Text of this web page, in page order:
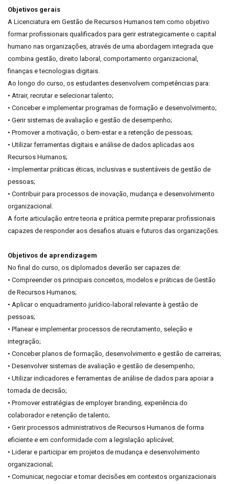
Objetivos gerais
A Licenciatura em Gestão de Recursos Humanos tem como objetivo
formar profissionais qualificados para gerir estrategicamente o capital
humano nas organizações, através de uma abordagem integrada que
combina gestão, direito laboral, comportamento organizacional,
finanças e tecnologias digitais.
Ao longo do curso, os estudantes desenvolvem competências para:
• Atrair, recrutar e selecionar talento;
• Conceber e implementar programas de formação e desenvolvimento;
• Gerir sistemas de avaliação e gestão de desempenho;
• Promover a motivação, o bem-estar e a retenção de pessoas;
• Utilizar ferramentas digitais e análise de dados aplicadas aos
Recursos Humanos;
• Implementar práticas éticas, inclusivas e sustentáveis de gestão de
pessoas;
• Contribuir para processos de inovação, mudança e desenvolvimento
organizacional.
A forte articulação entre teoria e prática permite preparar profissionais
capazes de responder aos desafios atuais e futuros das organizações.
Objetivos de aprendizagem
No final do curso, os diplomados deverão ser capazes de:
• Compreender os principais conceitos, modelos e práticas de Gestão
de Recursos Humanos;
• Aplicar o enquadramento jurídico-laboral relevante à gestão de
pessoas;
• Planear e implementar processos de recrutamento, seleção e
integração;
• Conceber planos de formação, desenvolvimento e gestão de carreiras;
• Desenvolver sistemas de avaliação e gestão de desempenho;
• Utilizar indicadores e ferramentas de análise de dados para apoiar a
tomada de decisão;
• Promover estratégias de employer branding, experiência do
colaborador e retenção de talento;
• Gerir processos administrativos de Recursos Humanos de forma
eficiente e em conformidade com a legislação aplicável;
• Liderar e participar em projetos de mudança e desenvolvimento
organizacional;
• Comunicar, negociar e tomar decisões em contextos organizacionais